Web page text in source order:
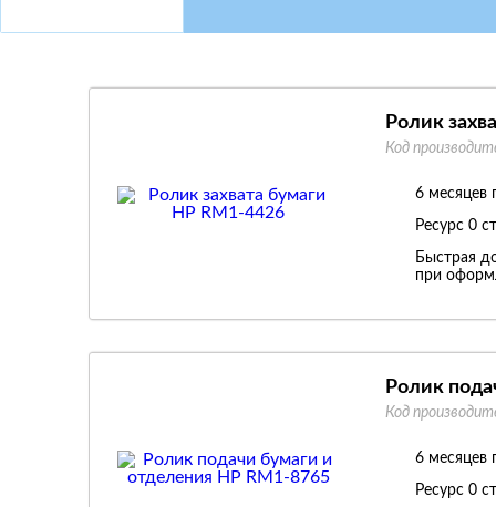
Ролик
Код
6 месяцев
Ресурс 0
Быстрая
при
Ролик
Код
6 месяцев
Ресурс 0